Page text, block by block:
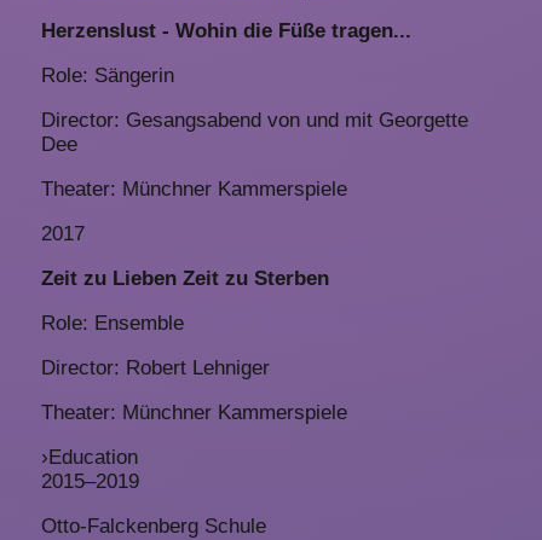
Herzenslust - Wohin die Füße tragen...
Role: Sängerin
Director: Gesangsabend von und mit Georgette
Dee
Theater: Münchner Kammerspiele
2017
Zeit zu Lieben Zeit zu Sterben
Role: Ensemble
Director: Robert Lehniger
Theater: Münchner Kammerspiele
›Education
2015–2019
Otto-Falckenberg Schule